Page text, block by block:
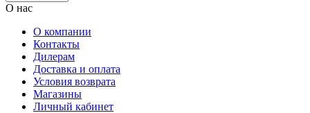
О нас
О компании
Контакты
Дилерам
Доставка и оплата
Условия возврата
Магазины
Личный кабинет